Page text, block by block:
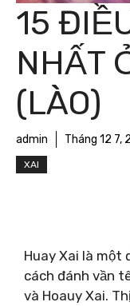
15
NHẤT
(LÀO)
admin Tháng 12 7,
XAI
Huay Xai là một
cách đánh vần
và Hoauy Xai.